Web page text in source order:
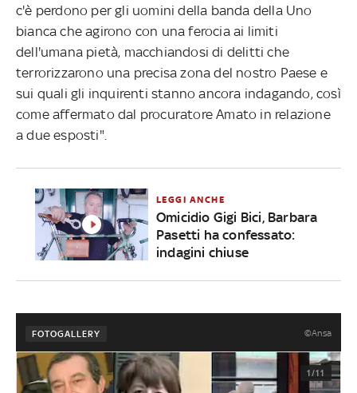
c'è perdono per gli uomini della banda della Uno
bianca che agirono con una ferocia ai limiti
dell'umana pietà, macchiandosi di delitti che
terrorizzarono una precisa zona del nostro Paese e
sui quali gli inquirenti stanno ancora indagando, così
come affermato dal procuratore Amato in relazione
a due esposti".
LEGGI ANCHE
Omicidio Gigi Bici, Barbara
Pasetti ha confessato:
indagini chiuse
FOTOGALLERY ©Ansa
1/11